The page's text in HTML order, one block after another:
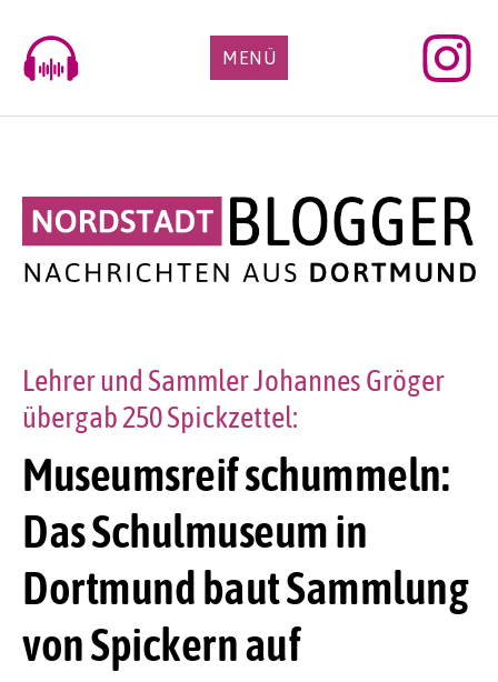
content
MENÜ
Museumsreif schummeln:
Das Schulmuseum in
Dortmund baut Sammlung
von Spickern auf
Lehrer und Sammler Johannes Gröger
übergab 250 Spickzettel: